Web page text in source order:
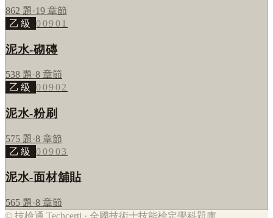
862 題 ·19 章節
乙級
00901
泥水-砌磚
538 題 ·8 章節
乙級
00902
泥水-粉刷
575 題 ·8 章節
乙級
00903
泥水-面材舖貼
565 題 ·8 章節